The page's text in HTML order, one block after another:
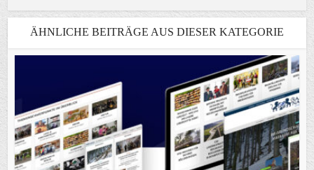
ÄHNLICHE BEITRÄGE AUS DIESER KATEGORIE